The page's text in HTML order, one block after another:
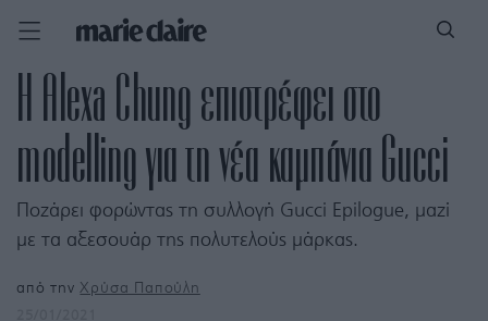
H Alexa Chung επιστρέφει στο
modelling για τη νέα καμπάνια Gucci
Ποζάρει φορώντας τη συλλογή Gucci Epilogue, μαζί
με τα αξεσουάρ της πολυτελούς μάρκας.
από τηνΧρύσα Παπούλη